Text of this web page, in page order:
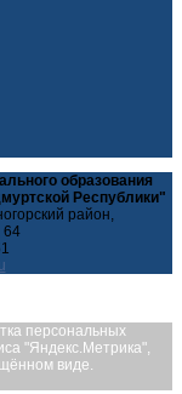
образования
Республики"
район,
64
персональных
"Яндекс.Метрика",
виде.